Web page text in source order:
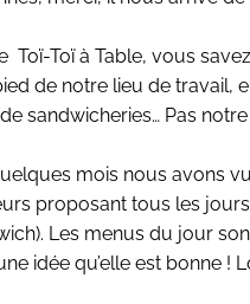
Toï-Toï à Table, vous
de notre lieu de travail,
sandwicheries… Pas
mois nous avons
proposant tous les
Les menus du jour
idée qu’elle est bonne !